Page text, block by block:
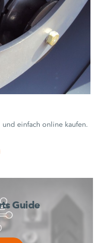
einfach online kaufen.
Guide